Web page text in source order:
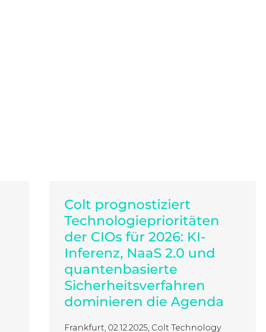
Colt prognostiziert
Technologieprioritäten
der CIOs für 2026: KI-
Inferenz, NaaS 2.0 und
quantenbasierte
Sicherheitsverfahren
dominieren die Agenda
Frankfurt, 02.12.2025, Colt Technology